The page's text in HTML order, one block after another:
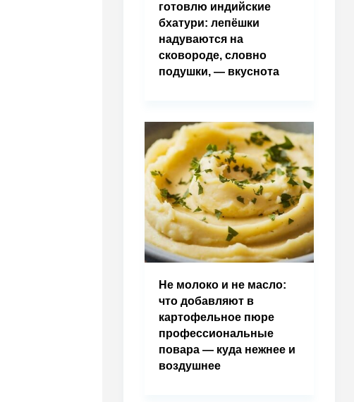
готовлю индийские
бхатури: лепёшки
надуваются на
сковороде, словно
подушки, — вкуснота
Не молоко и не масло:
что добавляют в
картофельное пюре
профессиональные
повара — куда нежнее и
воздушнее